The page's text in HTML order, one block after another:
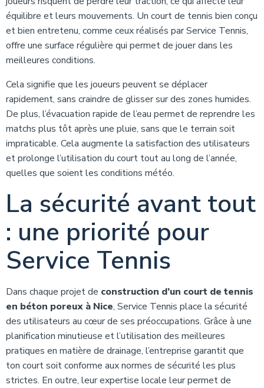
équilibre et leurs mouvements. Un court de tennis bien conçu
et bien entretenu, comme ceux réalisés par Service Tennis,
offre une surface régulière qui permet de jouer dans les
meilleures conditions.
Cela signifie que les joueurs peuvent se déplacer
rapidement, sans craindre de glisser sur des zones humides.
De plus, l’évacuation rapide de l’eau permet de reprendre les
matchs plus tôt après une pluie, sans que le terrain soit
impraticable. Cela augmente la satisfaction des utilisateurs
et prolonge l’utilisation du court tout au long de l’année,
quelles que soient les conditions météo.
La sécurité avant tout
: une priorité pour
Service Tennis
Dans chaque projet de construction d’un court de tennis
en béton poreux à Nice, Service Tennis place la sécurité
des utilisateurs au cœur de ses préoccupations. Grâce à une
planification minutieuse et l’utilisation des meilleures
pratiques en matière de drainage, l’entreprise garantit que
ton court soit conforme aux normes de sécurité les plus
strictes. En outre, leur expertise locale leur permet de